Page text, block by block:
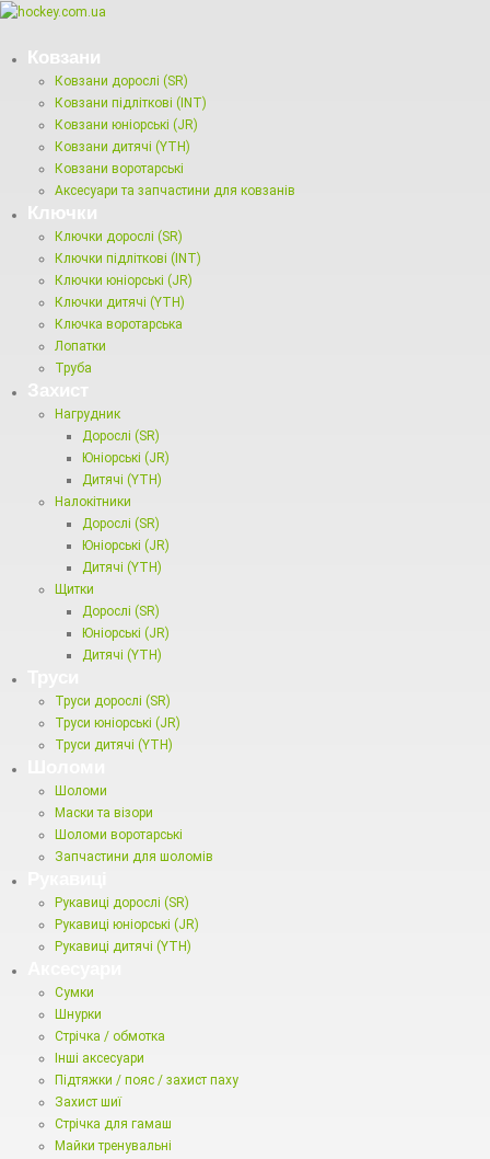
Ковзани
Ковзани дорослі (SR)
Ковзани підліткові (INT)
Ковзани юніорські (JR)
Ковзани дитячі (YTH)
Ковзани воротарські
Аксесуари та запчастини для ковзанів
Ключки
Ключки дорослі (SR)
Ключки підліткові (INT)
Ключки юніорські (JR)
Ключки дитячі (YTH)
Ключка воротарська
Лопатки
Труба
Нагрудник
Дорослі (SR)
Юніорські (JR)
Дитячі (YTH)
Налокітники
Дорослі (SR)
Юніорські (JR)
Дитячі (YTH)
Щитки
Дорослі (SR)
Юніорські (JR)
Дитячі (YTH)
Труси дорослі (SR)
Труси юніорські (JR)
Труси дитячі (YTH)
Шоломи
Маски та візори
Шоломи воротарські
Запчастини для шоломів
Рукавиці дорослі (SR)
Рукавиці юніорські (JR)
Рукавиці дитячі (YTH)
Сумки
Шнурки
Стрічка / обмотка
Інші аксесуари
Підтяжки / пояс / захист паху
Захист шиї
Стрічка для гамаш
Майки тренувальні